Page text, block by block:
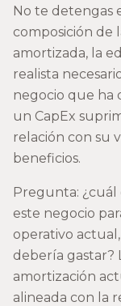
No te detengas
composición de
amortizada, la
realista
negocio que ha
un CapEx
relación con su
beneficios.
Pregunta: ¿cuál
este negocio
operativo
debería gastar?
amortización
alineada con la